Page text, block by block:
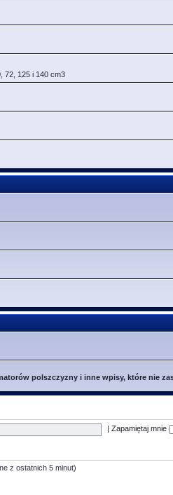
72, 125 i 140 cm3
polszczyzny i inne wpisy, które nie
|Zapamiętaj mnie
z ostatnich 5 minut)